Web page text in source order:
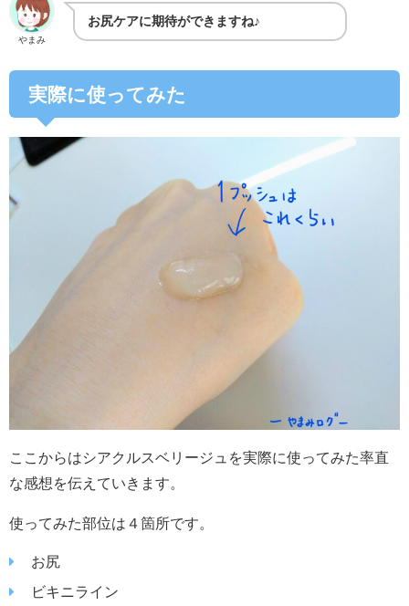
やまみ
お尻ケアに期待ができますね♪
実際に使ってみた
ここからはシアクルスベリージュを実際に使ってみた率直
な感想を伝えていきます。
使ってみた部位は４箇所です。
お尻
ビキニライン